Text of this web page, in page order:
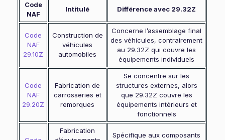
Code
NAF
Intitulé Différence avec 29.32Z
Code
NAF
29.10Z
Construction de
véhicules
automobiles
Concerne l’assemblage final
des véhicules, contrairement
au 29.32Z qui couvre les
équipements individuels
Code
NAF
29.20Z
Fabrication de
carrosseries et
remorques
Se concentre sur les
structures externes, alors
que 29.32Z couvre les
équipements intérieurs et
fonctionnels
Fabrication
Spécifique aux composants